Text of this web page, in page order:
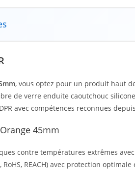
, vous optez pour un produit haut
de verre enduite caoutchouc
avec compétences reconnues
45mm
contre températures extrêmes
RoHS, REACH) avec protection